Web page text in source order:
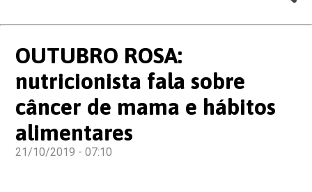
OUTUBRO ROSA:
nutricionista fala sobre
câncer de mama e hábitos
alimentares
21/10/2019 - 07:10